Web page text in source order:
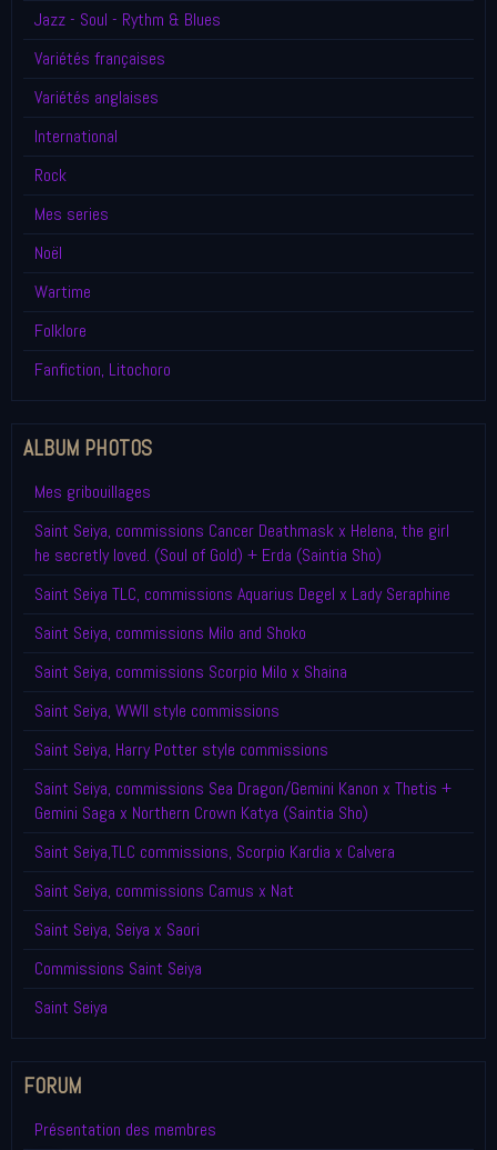
Jazz - Soul - Rythm & Blues
Variétés françaises
Variétés anglaises
International
Rock
Mes series
Noël
Wartime
Folklore
Fanfiction, Litochoro
ALBUM PHOTOS
Mes gribouillages
Saint Seiya, commissions Cancer Deathmask x Helena, the girl
he secretly loved. (Soul of Gold) + Erda (Saintia Sho)
Saint Seiya TLC, commissions Aquarius Degel x Lady Seraphine
Saint Seiya, commissions Milo and Shoko
Saint Seiya, commissions Scorpio Milo x Shaina
Saint Seiya, WWII style commissions
Saint Seiya, Harry Potter style commissions
Saint Seiya, commissions Sea Dragon/Gemini Kanon x Thetis +
Gemini Saga x Northern Crown Katya (Saintia Sho)
Saint Seiya,TLC commissions, Scorpio Kardia x Calvera
Saint Seiya, commissions Camus x Nat
Saint Seiya, Seiya x Saori
Commissions Saint Seiya
Saint Seiya
FORUM
Présentation des membres